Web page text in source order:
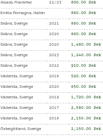
Alsace, Frankrike 22/23 800.00 Sek
Emilia Romagna, Italien 860.00 Sek
Skåne, Sverige 2021 860.00 Sek
Skåne, Sverige 2020 860.00 Sek
Skåne, Sverige 2020 1,480.00 Sek
Skåne, Sverige 2023 1,240.00 Sek
Skåne, Sverige 2022 910.00 Sek
Vädersta, Sverige 2018 520.00 Sek
Vädersta, Sverige 2020 650.00 Sek
Vädersta, Sverige 2019 1,720.00 Sek
Vädersta, Sverige 2017 2,580.00 Sek
Vädersta, Sverige 2018 2,150.00 Sek
Östergötland, Sverige 2,150.00 Sek